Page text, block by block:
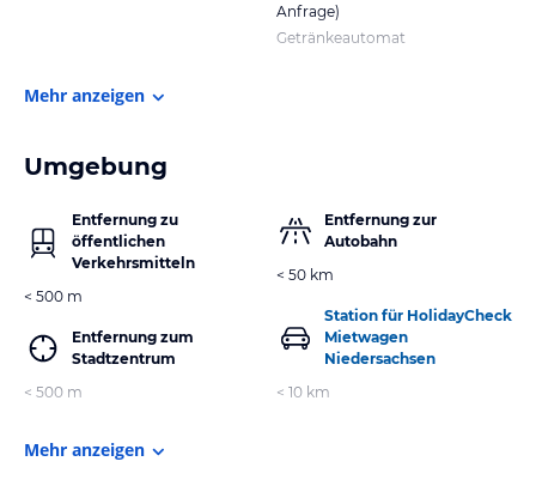
Anfrage)
Getränkeautomat
Mehr anzeigen
Umgebung
Entfernung zu
öffentlichen
Verkehrsmitteln
< 500 m
Entfernung zum
Stadtzentrum
< 500 m
Entfernung zur
Autobahn
< 50 km
Station für HolidayCheck
Mietwagen
Niedersachsen
< 10 km
Mehr anzeigen